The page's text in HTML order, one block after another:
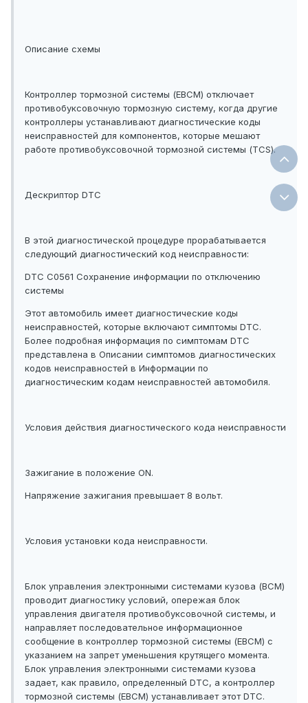
Описание схемы
Контроллер тормозной системы (EBCM) отключает
противобуксовочную тормозную систему, когда другие
контроллеры устанавливают диагностические коды
неисправностей для компонентов, которые мешают
работе противобуксовочной тормозной системы (TCS).
Дескриптор DTC
В этой диагностической процедуре прорабатывается
следующий диагностический код неисправности:
DTC C0561 Сохранение информации по отключению
системы
Этот автомобиль имеет диагностические коды
неисправностей, которые включают симптомы DTC.
Более подробная информация по симптомам DTC
представлена в Описании симптомов диагностических
кодов неисправностей в Информации по
диагностическим кодам неисправностей автомобиля.
Условия действия диагностического кода неисправности
Зажигание в положение ON.
Напряжение зажигания превышает 8 вольт.
Условия установки кода неисправности.
Блок управления электронными системами кузова (BCM)
проводит диагностику условий, опережая блок
управления двигателя противобуксовочной системы, и
направляет последовательное информационное
сообщение в контроллер тормозной системы (EBCM) с
указанием на запрет уменьшения крутящего момента.
Блок управления электронными системами кузова
задает, как правило, определенный DTC, а контроллер
тормозной системы (EBCM) устанавливает этот DTC.